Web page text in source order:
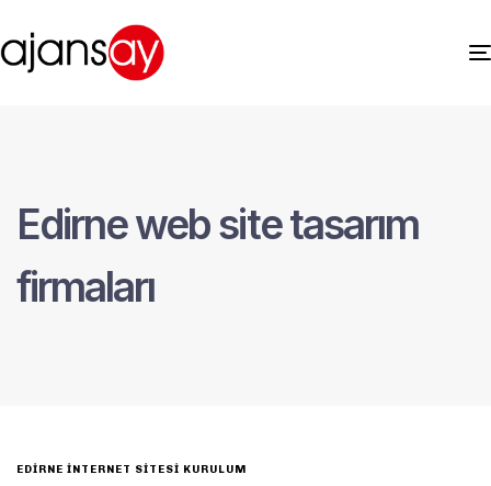
Edirne web site tasarım
firmaları
EDIRNE İNTERNET SITESI KURULUM